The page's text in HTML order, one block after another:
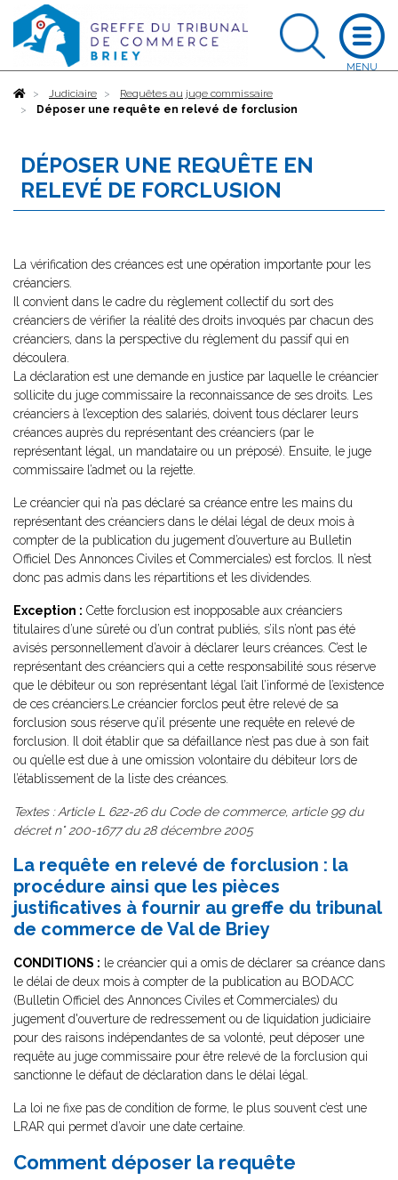
AccueilJudiciaire
Requêtes au juge commissaire
Déposer une requête en relevé de forclusion
DÉPOSER UNE REQUÊTE EN
RELEVÉ DE FORCLUSION
La vérification des créances est une opération importante pour les
créanciers.
Il convient dans le cadre du règlement collectif du sort des
créanciers de vérifier la réalité des droits invoqués par chacun des
créanciers, dans la perspective du règlement du passif qui en
découlera.
La déclaration est une demande en justice par laquelle le créancier
sollicite du juge commissaire la reconnaissance de ses droits. Les
créanciers à l’exception des salariés, doivent tous déclarer leurs
créances auprès du représentant des créanciers (par le
représentant légal, un mandataire ou un préposé). Ensuite, le juge
commissaire l’admet ou la rejette.
Le créancier qui n’a pas déclaré sa créance entre les mains du
représentant des créanciers dans le délai légal de deux mois à
compter de la publication du jugement d’ouverture au Bulletin
Officiel Des Annonces Civiles et Commerciales) est forclos. Il n’est
donc pas admis dans les répartitions et les dividendes.
Exception : Cette forclusion est inopposable aux créanciers
titulaires d’une sûreté ou d’un contrat publiés, s’ils n’ont pas été
avisés personnellement d’avoir à déclarer leurs créances. C’est le
représentant des créanciers qui a cette responsabilité sous réserve
que le débiteur ou son représentant légal l’ait l’informé de l’existence
de ces créanciers.Le créancier forclos peut être relevé de sa
forclusion sous réserve qu’il présente une requête en relevé de
forclusion. Il doit établir que sa défaillance n’est pas due à son fait
ou qu’elle est due à une omission volontaire du débiteur lors de
l’établissement de la liste des créances.
Textes : Article L 622-26 du Code de commerce, article 99 du
décret n° 200-1677 du 28 décembre 2005
La requête en relevé de forclusion : la
procédure ainsi que les pièces
justificatives à fournir au greffe du tribunal
de commerce de Val de Briey
CONDITIONS : le créancier qui a omis de déclarer sa créance dans
le délai de deux mois à compter de la publication au BODACC
(Bulletin Officiel des Annonces Civiles et Commerciales) du
jugement d'ouverture de redressement ou de liquidation judiciaire
pour des raisons indépendantes de sa volonté, peut déposer une
requête au juge commissaire pour être relevé de la forclusion qui
sanctionne le défaut de déclaration dans le délai légal.
La loi ne fixe pas de condition de forme, le plus souvent c’est une
LRAR qui permet d’avoir une date certaine.
Comment déposer la requête